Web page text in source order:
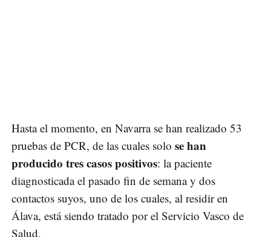
Hasta el momento, en Navarra se han realizado 53
pruebas de PCR, de las cuales solo se han
producido tres casos positivos: la paciente
diagnosticada el pasado fin de semana y dos
contactos suyos, uno de los cuales, al residir en
Álava, está siendo tratado por el Servicio Vasco de
Salud.